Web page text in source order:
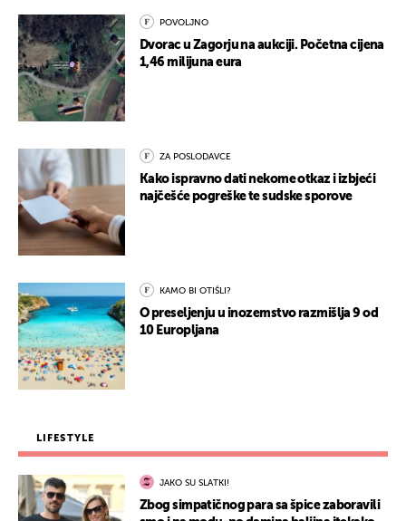
POVOLJNO
Dvorac u Zagorju na aukciji. Početna cijena
1,46 milijuna eura
ZA POSLODAVCE
Kako ispravno dati nekome otkaz i izbjeći
najčešće pogreške te sudske sporove
KAMO BI OTIŠLI?
O preseljenju u inozemstvo razmišlja 9 od
10 Europljana
LIFESTYLE
JAKO SU SLATKI!
Zbog simpatičnog para sa špice zaboravili